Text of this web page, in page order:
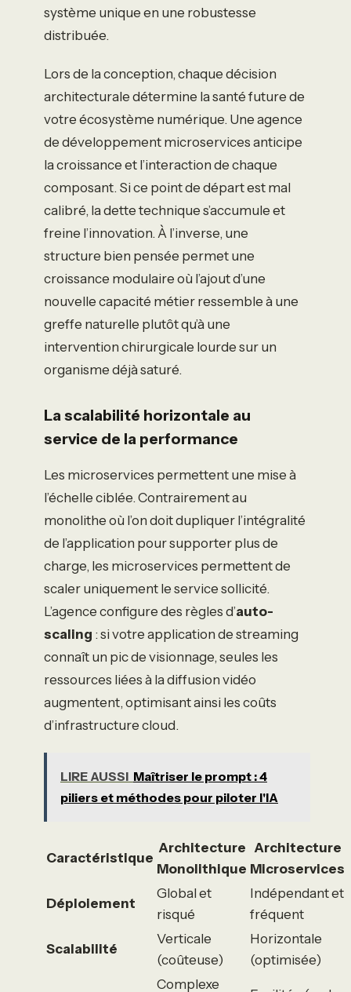
système unique en une robustesse
distribuée.
Lors de la conception, chaque décision
architecturale détermine la santé future de
votre écosystème numérique. Une agence
de développement microservices anticipe
la croissance et l’interaction de chaque
composant. Si ce point de départ est mal
calibré, la dette technique s’accumule et
freine l’innovation. À l’inverse, une
structure bien pensée permet une
croissance modulaire où l’ajout d’une
nouvelle capacité métier ressemble à une
greffe naturelle plutôt qu’à une
intervention chirurgicale lourde sur un
organisme déjà saturé.
La scalabilité horizontale au
service de la performance
Les microservices permettent une mise à
l’échelle ciblée. Contrairement au
monolithe où l’on doit dupliquer l’intégralité
de l’application pour supporter plus de
charge, les microservices permettent de
scaler uniquement le service sollicité.
L’agence configure des règles d’auto-
scaling : si votre application de streaming
connaît un pic de visionnage, seules les
ressources liées à la diffusion vidéo
augmentent, optimisant ainsi les coûts
d’infrastructure cloud.
LIRE AUSSI Maîtriser le prompt : 4
piliers et méthodes pour piloter l'IA
Caractéristique
Architecture
Monolithique
Architecture
Microservices
Déploiement
Global et
risqué
Indépendant et
fréquent
Scalabilité
Verticale
(coûteuse)
Horizontale
(optimisée)
Complexe